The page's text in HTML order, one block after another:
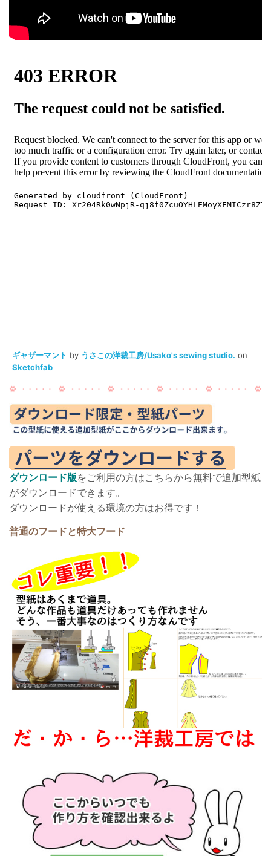
ギャザーマント by うさこの洋裁工房/Usako's sewing studio. on
Sketchfab
ダウンロード版をご利用の方はこちらから無料で追加型紙
がダウンロードできます。
ダウンロードが使える環境の方はお得です！
普通のフードと特大フード